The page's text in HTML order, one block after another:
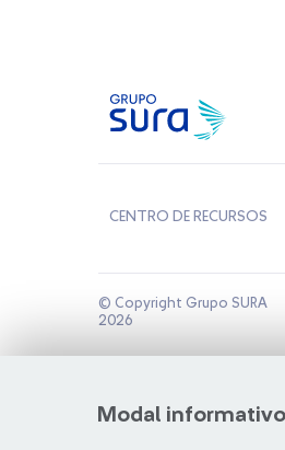
Modal
CENTRO DE RECURSOS
© Copyright Grupo SURA
2026